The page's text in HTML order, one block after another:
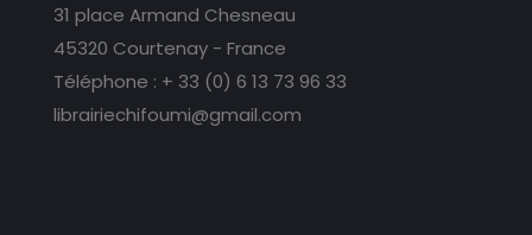
31 place Armand Chesneau
45320 Courtenay - France
Téléphone : + 33 (0) 6 13 73 96 33
librairiechifoumi@gmail.com